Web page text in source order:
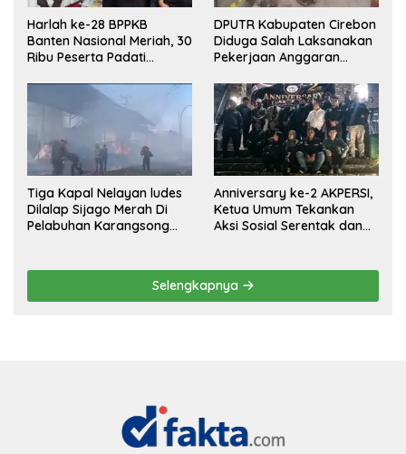
Harlah ke-28 BPPKB
Banten Nasional Meriah, 30
Ribu Peserta Padati
DPUTR Kabupaten Cirebon
Diduga Salah Laksanakan
Pekerjaan Anggaran
Pasang Selokan,
Rp.581.850.000Juta
Terancam Mubazir!
Tiga Kapal Nelayan ludes
Dilalap Sijago Merah Di
Pelabuhan Karangsong
Anniversary ke-2 AKPERSI,
Ketua Umum Tekankan
Aksi Sosial Serentak dan
Selengkapnya